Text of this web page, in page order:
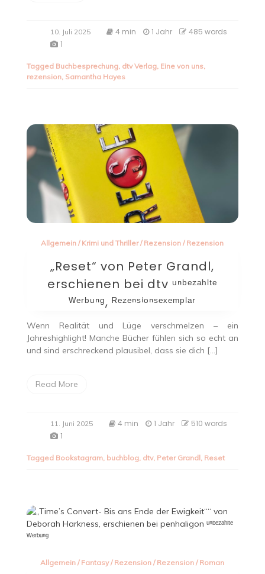
10. Juli 2025 4 min 1 Jahr
485 words
1
Tagged Buchbesprechung, dtv Verlag, Eine von uns,
rezension, Samantha Hayes
Allgemein / Krimi und Thriller/ Rezension / Rezension
„Reset“ von Peter Grandl,
erschienen bei dtv ᵘⁿᵇᵉᶻᵃʰˡᵗᵉ
ᵂᵉʳᵇᵘⁿᵍ, ᴿᵉᶻᵉⁿˢⁱᵒⁿˢᵉˣᵉᵐᵖˡᵃʳ
Wenn Realität und Lüge verschmelzen – ein
Jahreshighlight! Manche Bücher fühlen sich so echt an
und sind erschreckend plausibel, dass sie dich […]
Read More
11. Juni 2025 4 min 1 Jahr
510 words
1
Tagged Bookstagram, buchblog, dtv, Peter Grandl, Reset
Allgemein / Fantasy/ Rezension / Rezension / Roman